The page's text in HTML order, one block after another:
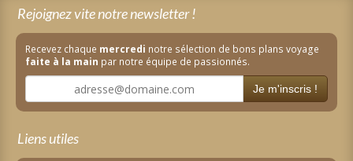
Rejoignez vite notre newsletter !
Recevez chaque mercredi notre sélection de bons plans voyage
faite à la main par notre équipe de passionnés.
Je m'inscris !
Liens utiles